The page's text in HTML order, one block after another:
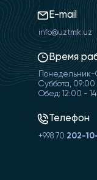
E-mail
info@uztmk.uz
Время
Понедельник-
Суббота, 09:00
Обед: 12:00 -
Телефон
+998 70 202-